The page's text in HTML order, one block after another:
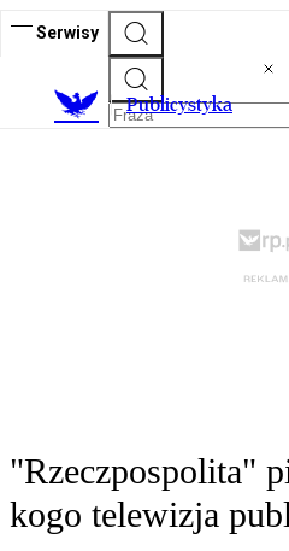
Serwisy
Publicystyka
"Rzeczpospolita"
kogo telewizja